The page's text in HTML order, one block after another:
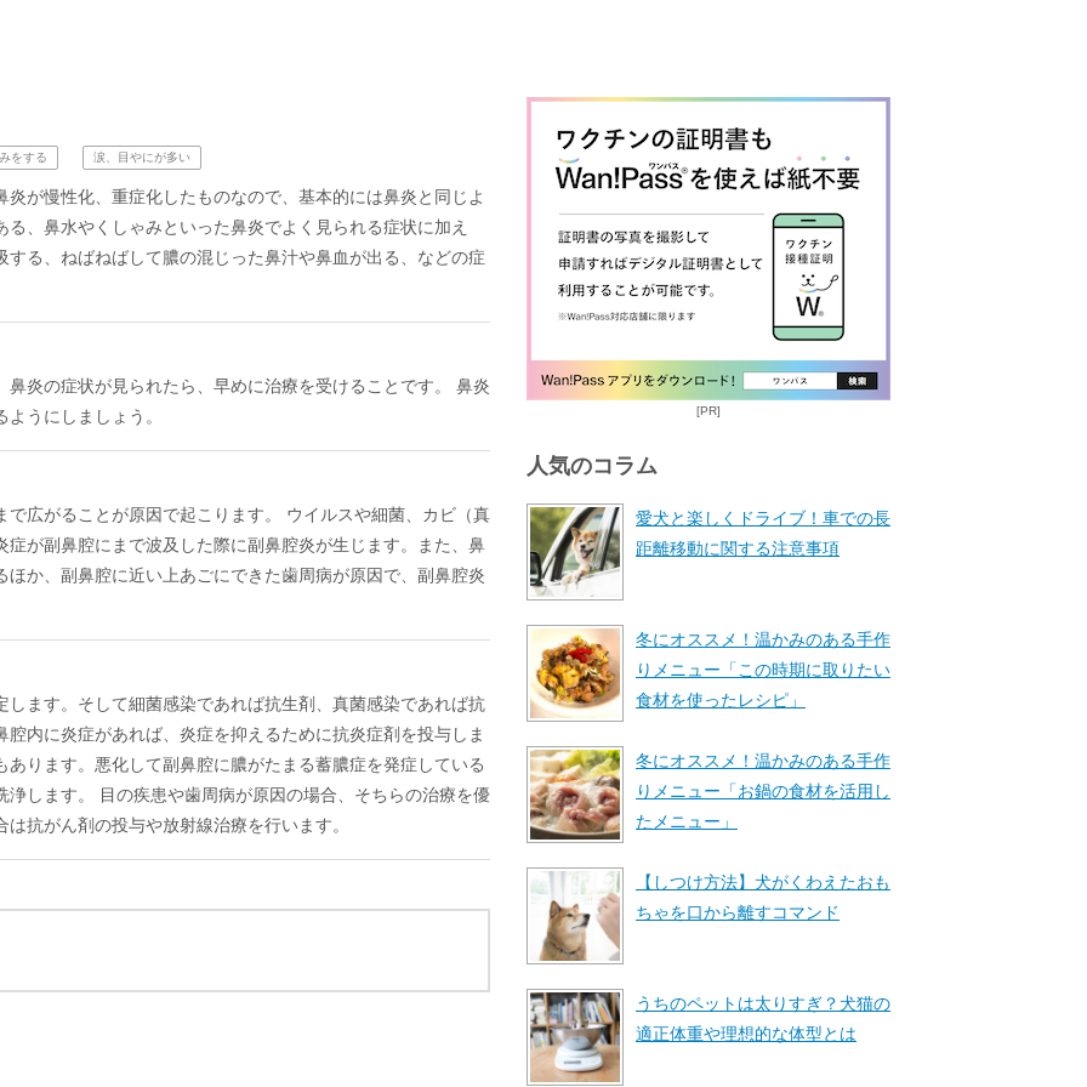
をする 涙、目やにが多い
が慢性化、重症化したものなので、基本的には鼻炎と同じよ
、鼻水やくしゃみといった鼻炎でよく見られる症状に加え
る、ねばねばして膿の混じった鼻汁や鼻血が出る、などの症
炎の症状が見られたら、早めに治療を受けることです。 鼻炎
うにしましょう。
広がることが原因で起こります。 ウイルスや細菌、カビ（真
が副鼻腔にまで波及した際に副鼻腔炎が生じます。また、鼻
か、副鼻腔に近い上あごにできた歯周病が原因で、副鼻腔炎
ます。そして細菌感染であれば抗生剤、真菌感染であれば抗
内に炎症があれば、炎症を抑えるために抗炎症剤を投与しま
ります。悪化して副鼻腔に膿がたまる蓄膿症を発症している
します。 目の疾患や歯周病が原因の場合、そちらの治療を優
抗がん剤の投与や放射線治療を行います。
[PR]
人気のコラム
愛犬と楽しくドライブ！車での長
距離移動に関する注意事項
冬にオススメ！温かみのある手作
りメニュー「この時期に取りたい
食材を使ったレシピ」
冬にオススメ！温かみのある手作
りメニュー「お鍋の食材を活用し
たメニュー」
【しつけ方法】犬がくわえたおも
ちゃを口から離すコマンド
うちのペットは太りすぎ？犬猫の
適正体重や理想的な体型とは